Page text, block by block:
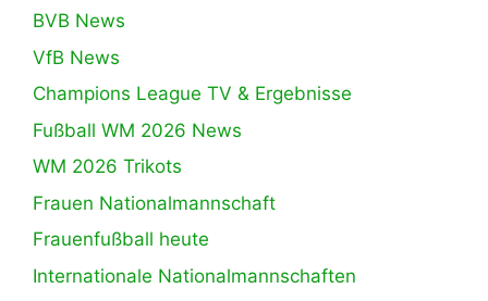
BVB News
VfB News
Champions League TV & Ergebnisse
Fußball WM 2026 News
WM 2026 Trikots
Frauen Nationalmannschaft
Frauenfußball heute
Internationale Nationalmannschaften